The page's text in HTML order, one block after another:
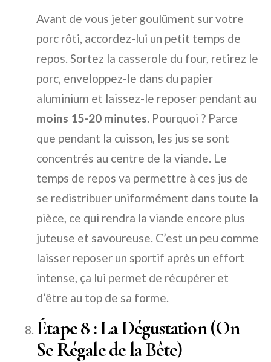
Avant de vous jeter goulûment sur votre
porc rôti, accordez-lui un petit temps de
repos. Sortez la casserole du four, retirez le
porc, enveloppez-le dans du papier
aluminium et laissez-le reposer pendant au
moins 15-20 minutes . Pourquoi ? Parce
que pendant la cuisson, les jus se sont
concentrés au centre de la viande. Le
temps de repos va permettre à ces jus de
se redistribuer uniformément dans toute la
pièce, ce qui rendra la viande encore plus
juteuse et savoureuse. C’est un peu comme
laisser reposer un sportif après un effort
intense, ça lui permet de récupérer et
d’être au top de sa forme.
Étape 8 : La Dégustation (On
Se Régale de la Bête)